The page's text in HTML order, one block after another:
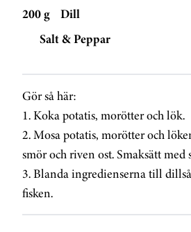
200 g
Dill
Salt & Peppar
Gör så här:
1. Koka potatis, morötter och lök.
2. Mosa potatis, morötter och
smör och riven ost. Smaksätt med
3. Blanda ingredienserna till
fisken.